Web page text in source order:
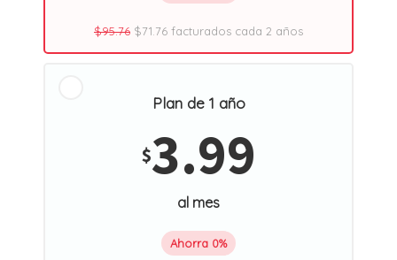
$95.76 $71.76 facturados cada 2 años
Plan de 1 año
$3.99
al mes
Ahorra 0%